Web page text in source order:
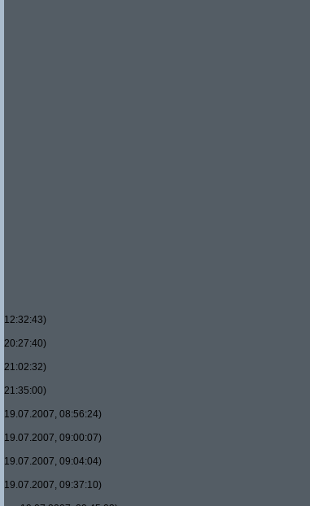
12:32:43)
20:27:40)
21:02:32)
21:35:00)
19.07.2007, 08:56:24)
19.07.2007, 09:00:07)
19.07.2007, 09:04:04)
19.07.2007, 09:37:10)